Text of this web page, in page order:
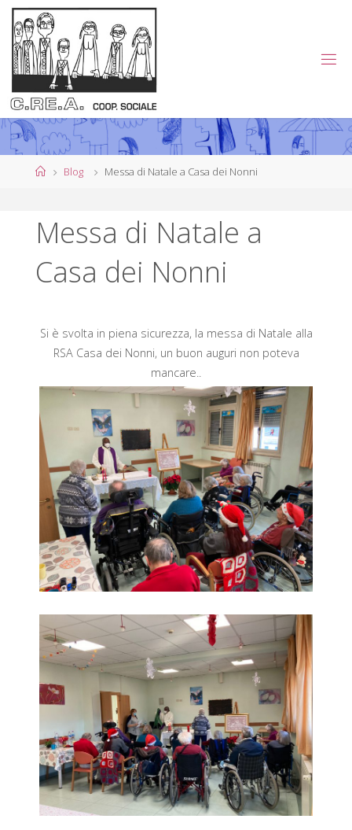
Salta
contenuto
.RE
.A.
OP
E R
ATI
VA
SO
CIA
LE
VIA
RE
GG
IO
HomeBlog Messa di Natale a Casa dei Nonni
Messa di Natale a
Casa dei Nonni
Si è svolta in piena sicurezza, la messa di Natale alla
RSA Casa dei Nonni, un buon auguri non poteva
mancare..